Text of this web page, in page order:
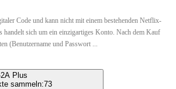
Code und kann nicht mit einem bestehenden Netflix-
handelt sich um ein einzigartiges Konto. Nach dem Kauf
(Benutzername und Passwort ...
Plus
sammeln:73